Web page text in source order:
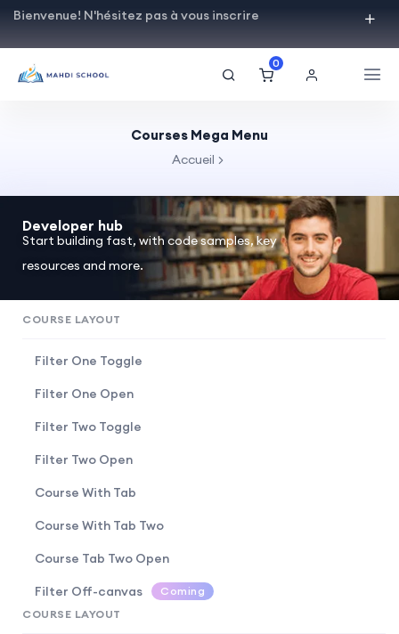
Bienvenue! N'hésitez pas à vous inscrire
0
Courses Mega Menu
Accueil
Developer hub
Start building fast, with code samples, key
resources and more.
COURSE LAYOUT
Filter One Toggle
Filter One Open
Filter Two Toggle
Filter Two Open
Course With Tab
Course With Tab Two
Course Tab Two Open
Filter Off-canvas
Coming
COURSE LAYOUT